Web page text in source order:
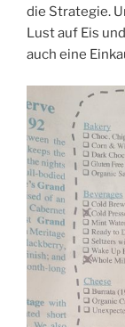
die Strategie.
Lust auf Eis
auch eine